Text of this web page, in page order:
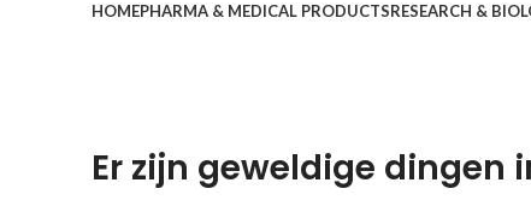
HOMEPHARMA & MEDICAL PRODUCTSRESEARCH &
Er zijn geweldige dingen